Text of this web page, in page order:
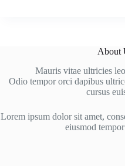
About
Mauris vitae ultricies
Odio tempor orci dapibus
cursus
Lorem ipsum dolor sit amet,
eiusmod